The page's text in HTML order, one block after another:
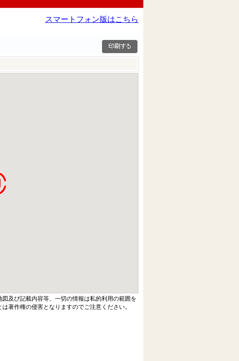
スマートフォン版はこちら
及び記載内容等、一切の情報は私的利用の範囲を
著作権の侵害となりますのでご注意ください。